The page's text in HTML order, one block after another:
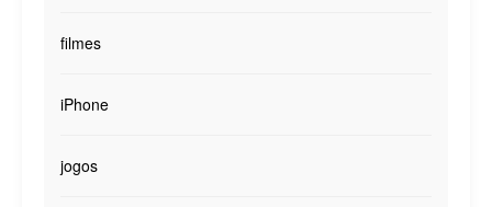
filmes
iPhone
jogos